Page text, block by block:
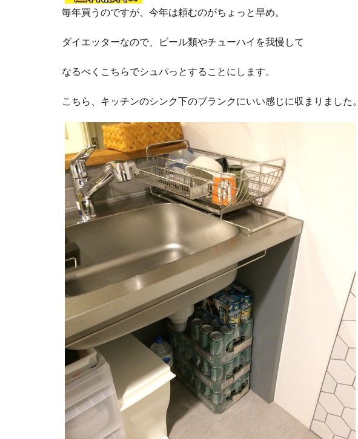
毎年買うのですが、今年は頼むのがちょっと早め。
ダイエッターなので、ビール類やチューハイを我慢して
なるべくこちらでシュパっとすることにします。
こちら、キッチンのシンク下のブランクにいい感じに収まりました。